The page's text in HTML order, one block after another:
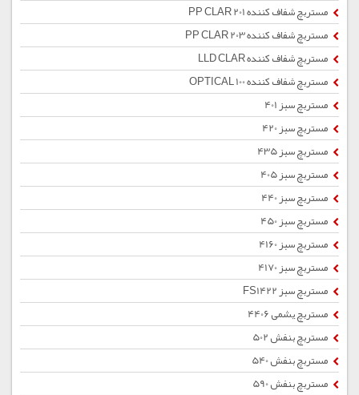
مستربچ شفاف کننده PP CLAR 201
مستربچ شفاف کننده PP CLAR 203
مستربچ شفاف کننده LLD CLAR
مستربچ شفاف کننده OPTICAL 100
مستربچ سبز 401
مستربچ سبز 420
مستربچ سبز 435
مستربچ سبز 405
مستربچ سبز 440
مستربچ سبز 450
مستربچ سبز 4160
مستربچ سبز 4170
مستربچ سبز FS1422
مستربچ یشمی 4406
مستربچ بنفش 502
مستربچ بنفش 540
مستربچ بنفش 590